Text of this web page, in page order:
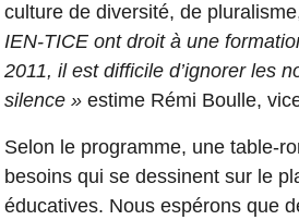
culture de diversité, de
IEN-TICE ont droit à une
2011, il est difficile d’ignorer les
silence »estime Rémi Boulle,
Selon le programme, une table-
besoins qui se dessinent sur le
éducatives. Nous espérons que